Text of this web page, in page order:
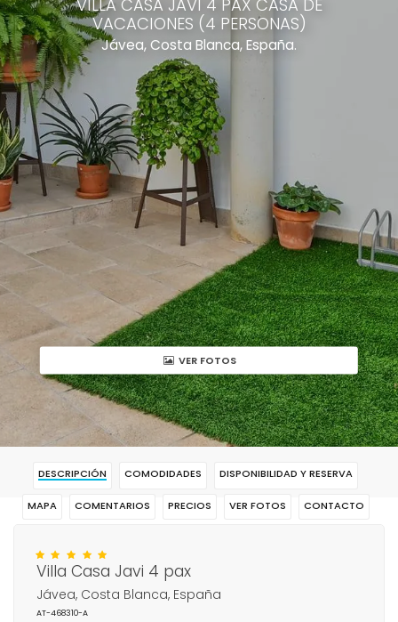
VILLA CASA JAVI 4 PAX CASA DE
VACACIONES (4 PERSONAS)
Jávea, Costa Blanca, España.
VER FOTOS
DESCRIPCIÓN COMODIDADES DISPONIBILIDAD Y RESERVA
MAPA COMENTARIOS PRECIOS VER FOTOS CONTACTO
Villa Casa Javi 4 pax
Jávea, Costa Blanca, España
AT-468310-A